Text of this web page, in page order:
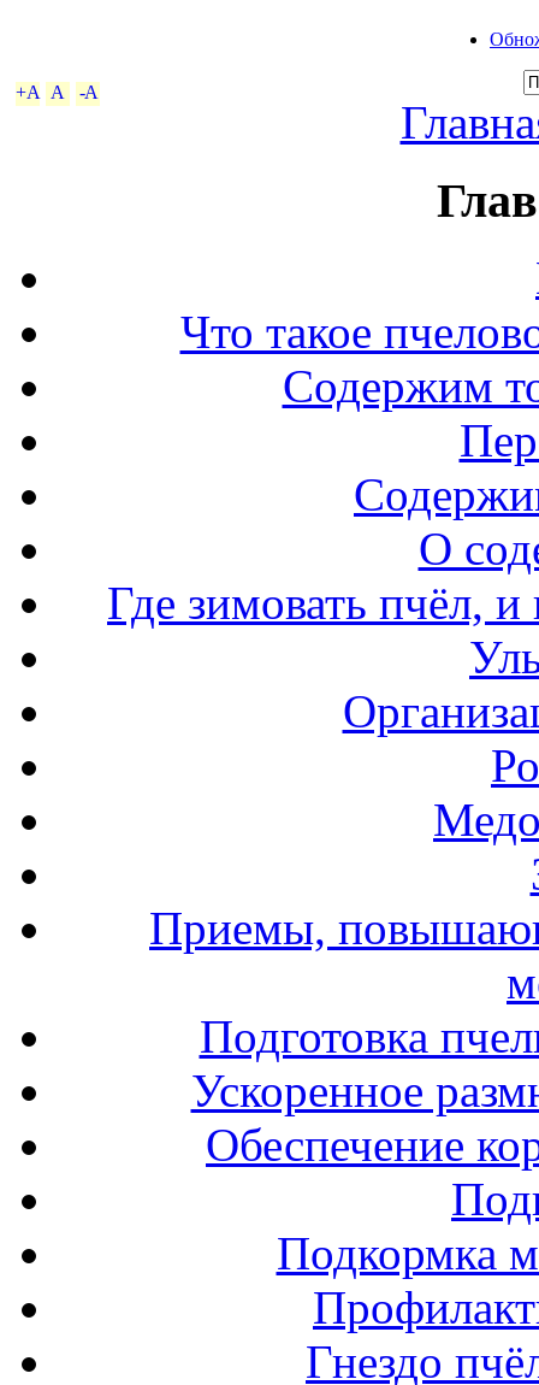
+A A -A
Что такое
Содержим
О
Где зимовать пчёл,
Приемы,
Подготовка
Ускоренное
Обеспечение
Подкормка
Гнездо